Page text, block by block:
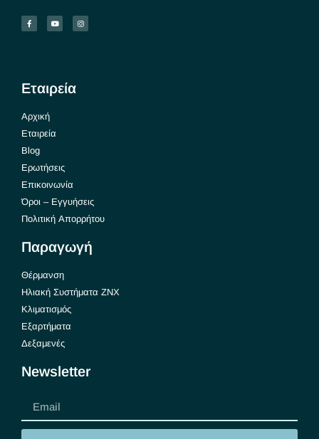
Εταιρεία
Αρχική
Εταιρεία
Blog
Ερωτήσεις
Επικοινωνία
Όροι – Εγγυήσεις
Πολιτική Απορρήτου
Παραγωγή
Θέρμανση
Ηλιακή Συστήματα ΖΝΧ
Κλιματισμός
Εξαρτήματα
Δεξαμενές
Newsletter